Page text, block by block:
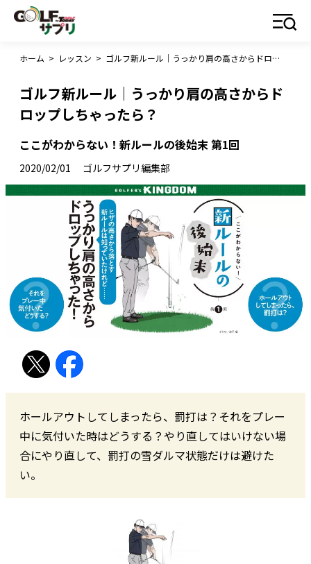
ホーム > レッスン > ゴルフ新ルール｜うっかり肩の高さからドロップしちゃったら？
ゴルフ新ルール｜うっかり肩の高さからド
ロップしちゃったら？
ここがわからない！新ルールの後始末 第1回
2020/02/01 ゴルフサプリ編集部
ホールアウトしてしまったら、罰打は？それをプレー
中に気付いた時はどうする？やり直してはいけない場
合にやり直して、罰打の雪ダルマ状態だけは避けた
い。